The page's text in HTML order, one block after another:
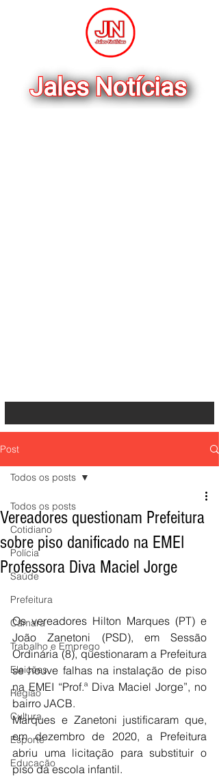
Post
Todos os posts
Cotidiano
Polícia
Saúde
Prefeitura
Câmara
Trabalho e Emprego
Eleições
Região
Cultura
Esporte
Educação
Todos os posts
Vereadores questionam Prefeitura
sobre piso danificado na EMEI
Professora Diva Maciel Jorge
Os vereadores Hilton Marques (PT) e
João Zanetoni (PSD), em Sessão
Ordinária (8), questionaram a Prefeitura
se houve falhas na instalação de piso
na EMEI “Prof.ª Diva Maciel Jorge”, no
bairro JACB.
Marques e Zanetoni justificaram que,
em dezembro de 2020, a Prefeitura
abriu uma licitação para substituir o
piso da escola infantil.